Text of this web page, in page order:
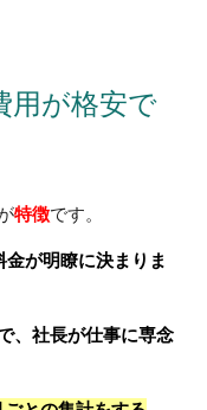
用が格安で
特徴です。
が明瞭に決まりま
、社長が仕事に専念